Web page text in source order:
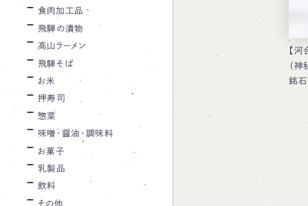
【
（
銘石
食肉加工品
飛騨の漬物
高山ラーメン
飛騨そば
お米
押寿司
惣菜
味噌・醤油・調味料
お菓子
乳製品
飲料
その他